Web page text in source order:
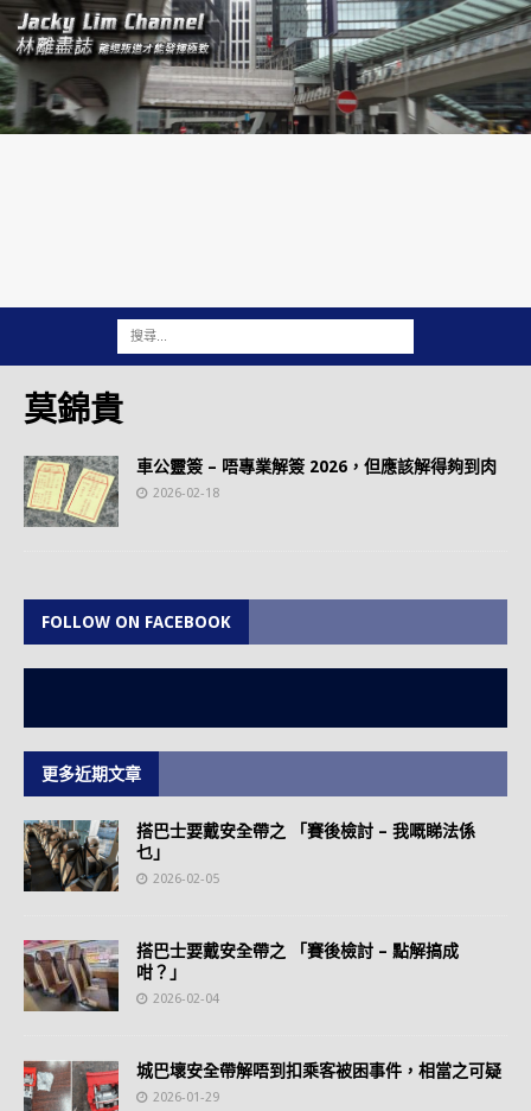
莫錦貴
車公靈簽 – 唔專業解簽 2026，但應該解得夠到肉
2026-02-18
FOLLOW ON FACEBOOK
更多近期文章
搭巴士要戴安全帶之 「賽後檢討 – 我嘅睇法係
乜」
2026-02-05
搭巴士要戴安全帶之 「賽後檢討 – 點解搞成
咁？」
2026-02-04
城巴壞安全帶解唔到扣乘客被困事件，相當之可疑
2026-01-29